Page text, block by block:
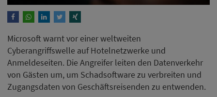
Microsoft warnt vor einer weltweiten
Cyberangriffswelle auf Hotelnetzwerke und
Anmeldeseiten. Die Angreifer leiten den Datenverkehr
von Gästen um, um Schadsoftware zu verbreiten und
Zugangsdaten von Geschäftsreisenden zu entwenden.